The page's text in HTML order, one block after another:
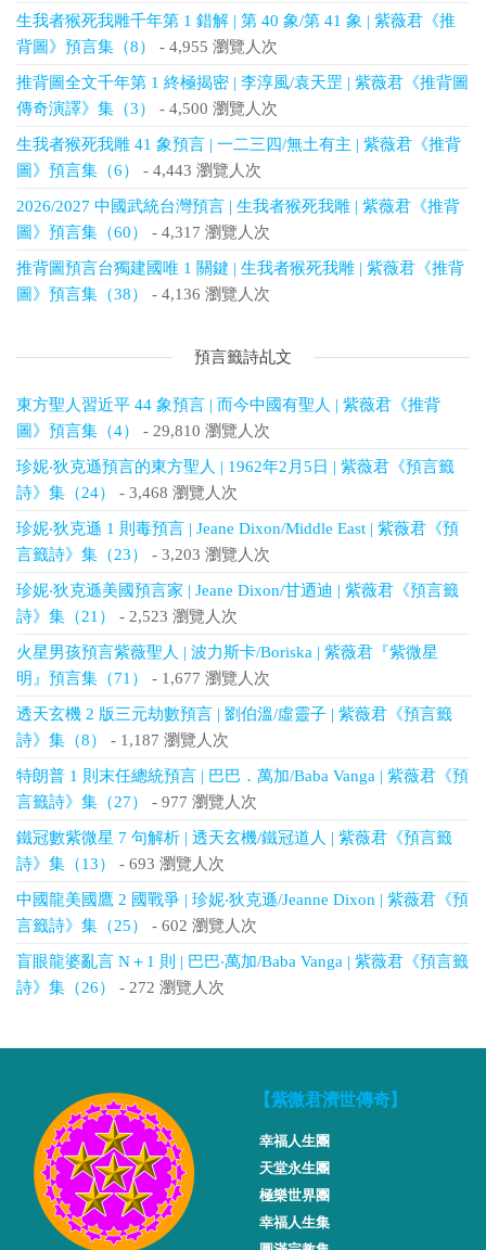
生我者猴死我雕千年第 1 錯解 | 第 40 象/第 41 象 | 紫薇君《推
背圖》預言集（8）
- 4,955 瀏覽人次
推背圖全文千年第 1 終極揭密 | 李淳風/袁天罡 | 紫薇君《推背圖
傳奇演譯》集（3）
- 4,500 瀏覽人次
生我者猴死我雕 41 象預言 | 一二三四/無土有主 | 紫薇君《推背
圖》預言集（6）
- 4,443 瀏覽人次
2026/2027 中國武統台灣預言 | 生我者猴死我雕 | 紫薇君《推背
圖》預言集（60）
- 4,317 瀏覽人次
推背圖預言台獨建國唯 1 關鍵 | 生我者猴死我雕 | 紫薇君《推背
圖》預言集（38）
- 4,136 瀏覽人次
預言籤詩乩文
東方聖人習近平 44 象預言 | 而今中國有聖人 | 紫薇君《推背
圖》預言集（4）
- 29,810 瀏覽人次
珍妮‧狄克遜預言的東方聖人 | 1962年2月5日 | 紫薇君《預言籤
詩》集（24）
- 3,468 瀏覽人次
珍妮‧狄克遜 1 則毒預言 | Jeane Dixon/Middle East | 紫薇君《預
言籤詩》集（23）
- 3,203 瀏覽人次
珍妮‧狄克遜美國預言家 | Jeane Dixon/甘迺迪 | 紫薇君《預言籤
詩》集（21）
- 2,523 瀏覽人次
火星男孩預言紫薇聖人 | 波力斯卡/Boriska | 紫薇君『紫微星
明』預言集（71）
- 1,677 瀏覽人次
透天玄機 2 版三元劫數預言 | 劉伯溫/虛靈子 | 紫薇君《預言籤
詩》集（8）
- 1,187 瀏覽人次
特朗普 1 則末任總統預言 | 巴巴．萬加/Baba Vanga | 紫薇君《預
言籤詩》集（27）
- 977 瀏覽人次
鐵冠數紫微星 7 句解析 | 透天玄機/鐵冠道人 | 紫薇君《預言籤
詩》集（13）
- 693 瀏覽人次
中國龍美國鷹 2 國戰爭 | 珍妮‧狄克遜/Jeanne Dixon | 紫薇君《預
言籤詩》集（25）
- 602 瀏覽人次
盲眼龍婆亂言 N＋1 則 | 巴巴‧萬加/Baba Vanga | 紫薇君《預言籤
詩》集（26）
- 272 瀏覽人次
【紫微君濟世傳奇】
幸福人生團
天堂永生團
極樂世界團
幸福人生集